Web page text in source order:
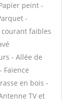
peint -
-
courant faibles
- Allée de
Faïence
en bois -
TV et